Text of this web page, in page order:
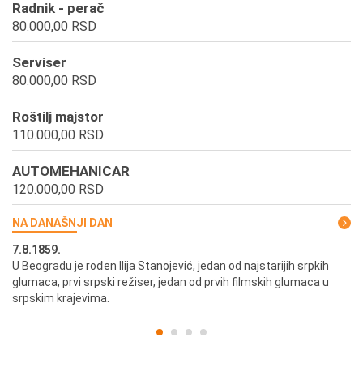
Radnik - perač
80.000,00 RSD
Serviser
80.000,00 RSD
Roštilj majstor
110.000,00 RSD
AUTOMEHANICAR
120.000,00 RSD
NA DANAŠNJI DAN
7.8.1859.
U Beogradu je rođen Ilija Stanojević, jedan od najstarijih srpkih
glumaca, prvi srpski režiser, jedan od prvih filmskih glumaca u
srpskim krajevima.